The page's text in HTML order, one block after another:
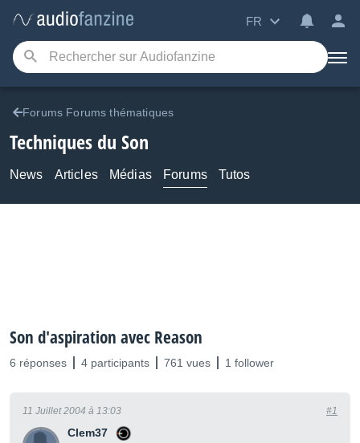
FR
Forums Forums thématiques
Techniques du Son
News Articles Médias Forums Tutos
Son d'aspiration avec Reason
6 réponses 4 participants 761 vues 1 follower
Clem37
11 Juillet 2004 à 13:03 #1